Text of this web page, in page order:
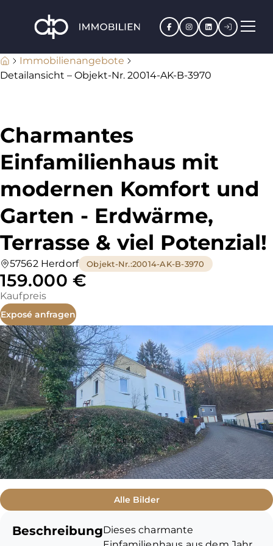
Facebook
Instagram
LinkedIn
Immobilienangebote
Detailansicht – Objekt-Nr. 20014-AK-B-3970
Charmantes
Einfamilienhaus mit
modernen Komfort und
Garten - Erdwärme,
Terrasse & viel Potenzial!
57562 Herdorf Objekt-Nr.:20014-AK-B-3970
159.000 €
Kaufpreis
Exposé anfragen
Alle Bilder
BeschreibungDieses charmante